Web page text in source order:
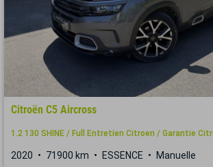
Citroën C5 Aircross
1.2 130 SHINE / Full Entretien Citroen / Garantie
2020 71900 km ESSENCE Manuelle